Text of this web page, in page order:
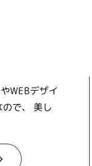
WEBデザイ
で、 美し